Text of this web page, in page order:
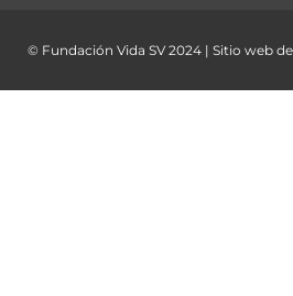
© Fundación Vida SV 2024 | Sitio web